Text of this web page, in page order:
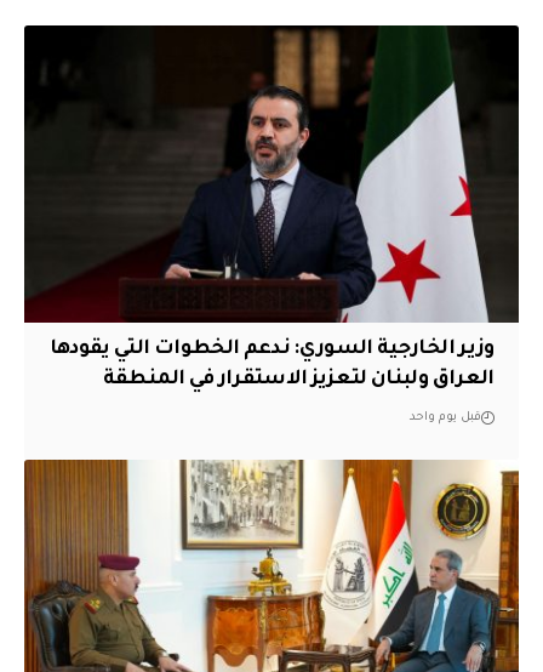
وزير الخارجية السوري: ندعم الخطوات التي يقودها
العراق ولبنان لتعزيز الاستقرار في المنطقة
قبل يوم واحد